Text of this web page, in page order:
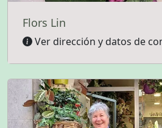
Flors Lin
Ver dirección y datos de